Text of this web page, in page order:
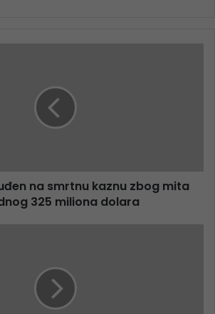
na smrtnu kaznu zbog mita
325 miliona dolara